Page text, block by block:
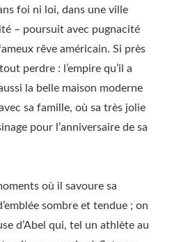
foi ni loi, dans une ville
– poursuit avec pugnacité
rêve américain. Si près
perdre : l’empire qu’il a
la belle maison moderne
sa famille, où sa très jolie
pour l’anniversaire de sa
où il savoure sa
sombre et tendue ; on
d’Abel qui, tel un athlète au